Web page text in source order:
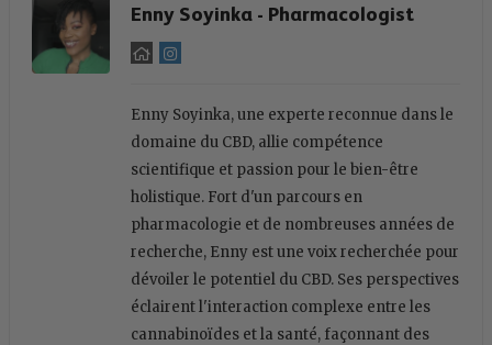
Enny Soyinka - Pharmacologist
Enny Soyinka, une experte reconnue dans le
domaine du CBD, allie compétence
scientifique et passion pour le bien-être
holistique. Fort d'un parcours en
pharmacologie et de nombreuses années de
recherche, Enny est une voix recherchée pour
dévoiler le potentiel du CBD. Ses perspectives
éclairent l'interaction complexe entre les
cannabinoïdes et la santé, façonnant des